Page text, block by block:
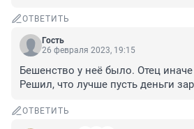
ОТВЕТИТЬ
Гость
26 февраля 2023, 19:15
Бешенство у неë было. Отец
Решил, что лучше пусть деньги
ОТВЕТИТЬ